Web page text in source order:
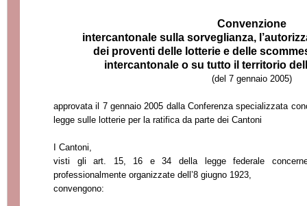
Convenzione
intercantonale sulla sorveglianza,
dei proventi delle lotterie e delle
intercantonale o su tutto il territorio
(del 7 gennaio 2005)
approvata il 7 gennaio 2005 dalla Conferenza specializzata
legge sulle lotterie per la ratifica da parte dei Cantoni
I Cantoni,
visti gli art. 15, 16 e 34 della legge federale
professionalmente organizzate dell’8 giugno 1923,
convengono: